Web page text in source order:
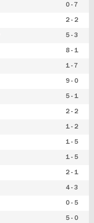
0 - 7
2 - 2
5 - 3
8 - 1
1 - 7
9 - 0
5 - 1
2 - 2
1 - 2
1 - 5
1 - 5
2 - 1
4 - 3
0 - 5
5 - 0